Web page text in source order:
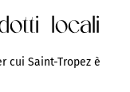
locali
cui Saint-Tropez è